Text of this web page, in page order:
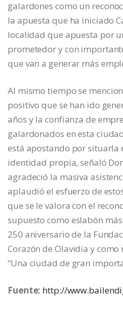
galardones como un
la apuesta que ha iniciado
localidad que apuesta por
prometedor y con
que van a generar más
Al mismo tiempo se
positivo que se han ido
años y la confianza de
galardonados en esta
está apostando por situarla
identidad propia, señaló
agradeció la masiva
aplaudió el esfuerzo de
que se le valora con el
supuesto como eslabón
250 aniversario de la
Corazón de Olavidia y
“Una ciudad de gran
Fuente: http://